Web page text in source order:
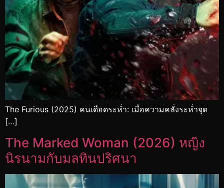
The Furious (2025) คนเดือดระห่ำ: เมื่อความคลั่งระห่ำจุด
[…]
The Marked Woman (2026) หญิง
นิรนามกับมลทินปริศนา